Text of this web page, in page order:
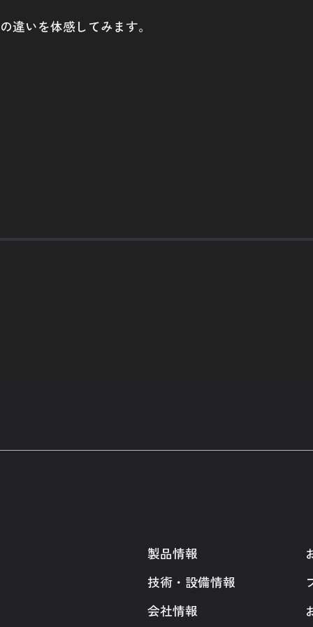
違いを体感してみます。
製品情報
技術・設備情報
会社情報